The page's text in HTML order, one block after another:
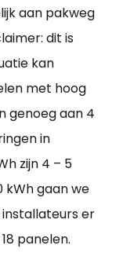
aan pakweg
dit is
kan
met hoog
genoeg aan 4
in
zijn 4 – 5
kWh gaan we
installateurs er
panelen.